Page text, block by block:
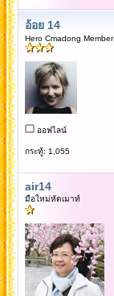
อ้อย 14
Hero Cmadong Member
ออฟไลน์
กระทู้: 1,055
air14
มือใหม่หัดเมาท์